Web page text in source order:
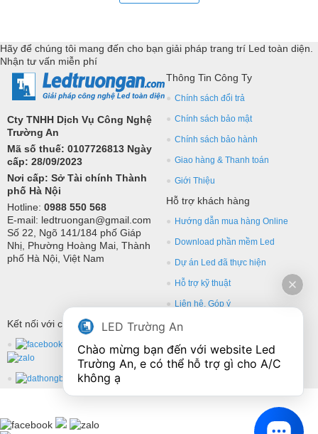
YRL,...Tư vấn giả pháp, hỗ trợ kỹ thuật chuyên sâu cho các
ứng dụng trang trí led.
Hãy để chúng tôi mang đến cho bạn giải pháp trang trí Led toàn diện.
Nhận tư vấn miễn phí
Cty TNHH Dịch Vụ Công Nghệ
Trường An
Mã số thuế: 0107726813 Ngày
cấp: 28/09/2023
Nơi cấp: Sở Tài chính Thành
phố Hà Nội
Hotline: 0988 550 568
E-mail: ledtruongan@gmail.com
Số 22, Ngõ 141/184 phố Giáp
Nhị, Phường Hoàng Mai, Thành
phố Hà Nội, Việt Nam
Thông Tin Công Ty
Chính sách đổi trả
Chính sách bảo mật
Chính sách bảo hành
Giao hàng & Thanh toán
Giới Thiệu
Hỗ trợ khách hàng
Hướng dẫn mua hàng Online
Download phần mềm Led
Dự án Led đã thực hiện
Hỗ trợ kỹ thuật
Liên hệ, Góp ý
Kết nối với chúng tôi
LED Trường An
Chào mừng bạn đến với website Led
Trường An, e có thể hỗ trợ gì cho A/C
không ạ